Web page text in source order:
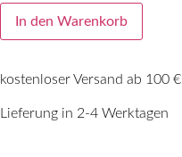
In den Warenkorb
kostenloser Versand ab 100 €
Lieferung in 2-4 Werktagen